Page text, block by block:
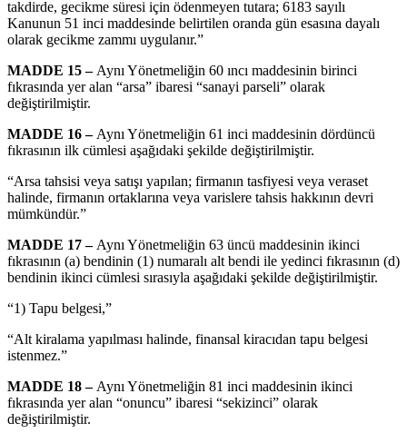
takdirde, gecikme süresi için ödenmeyen tutara; 6183 sayılı
Kanunun 51 inci maddesinde belirtilen oranda gün esasına dayalı
olarak gecikme zammı uygulanır.”
MADDE 15 – Aynı Yönetmeliğin 60 ıncı maddesinin birinci
fıkrasında yer alan “arsa” ibaresi “sanayi parseli” olarak
değiştirilmiştir.
MADDE 16 – Aynı Yönetmeliğin 61 inci maddesinin dördüncü
fıkrasının ilk cümlesi aşağıdaki şekilde değiştirilmiştir.
“Arsa tahsisi veya satışı yapılan; firmanın tasfiyesi veya veraset
halinde, firmanın ortaklarına veya varislere tahsis hakkının devri
mümkündür.”
MADDE 17 – Aynı Yönetmeliğin 63 üncü maddesinin ikinci
fıkrasının (a) bendinin (1) numaralı alt bendi ile yedinci fıkrasının (d)
bendinin ikinci cümlesi sırasıyla aşağıdaki şekilde değiştirilmiştir.
“1) Tapu belgesi,”
“Alt kiralama yapılması halinde, finansal kiracıdan tapu belgesi
istenmez.”
MADDE 18 – Aynı Yönetmeliğin 81 inci maddesinin ikinci
fıkrasında yer alan “onuncu” ibaresi “sekizinci” olarak
değiştirilmiştir.